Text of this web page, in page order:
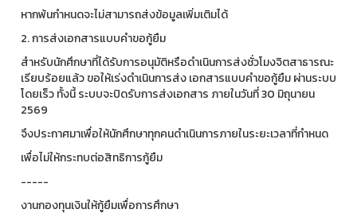
หากพ้นกำหนดจะไม่สามารถส่งข้อมูลเพิ่มเติมได้
2. การส่งเอกสารแบบคำขอกู้ยืม
สำหรับนักศึกษาที่ได้รับการอนุมัติหรือดำเนินการส่งชั่วโมงจิตสาธารณะ
เรียบร้อยแล้ว ขอให้เร่งดำเนินการส่ง เอกสารแบบคำขอกู้ยืม ผ่านระบบ
โดยเร็ว ทั้งนี้ ระบบจะปิดรับการส่งเอกสาร ภายในวันที่ 30 มิถุนายน
2569
จึงประกาศมาเพื่อให้นักศึกษาทุกคนดำเนินการภายในระยะเวลาที่กำหนด
เพื่อไม่ให้กระทบต่อสิทธิการกู้ยืม
-----
งานกองทุนเงินให้กู้ยืมเพื่อการศึกษา